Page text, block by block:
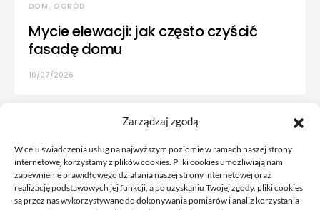
Zarządzaj zgodą
W celu świadczenia usług na najwyższym poziomie w ramach naszej strony
internetowej korzystamy z plików cookies. Pliki cookies umożliwiają nam
zapewnienie prawidłowego działania naszej strony internetowej oraz
realizację podstawowych jej funkcji, a po uzyskaniu Twojej zgody, pliki cookies
są przez nas wykorzystywane do dokonywania pomiarów i analiz korzystania
DOM, OGRÓD
Mycie elewacji: jak często czyścić
fasadę domu
10/07/2026